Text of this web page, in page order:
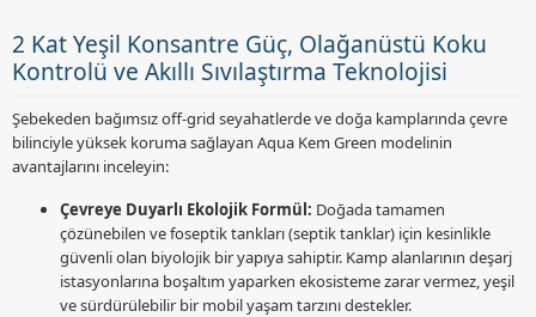
2 Kat Yeşil Konsantre Güç, Olağanüstü Koku
Kontrolü ve Akıllı Sıvılaştırma Teknolojisi
Şebekeden bağımsız off-grid seyahatlerde ve doğa kamplarında çevre
bilinciyle yüksek koruma sağlayan Aqua Kem Green modelinin
avantajlarını inceleyin:
Çevreye Duyarlı Ekolojik Formül: Doğada tamamen
çözünebilen ve foseptik tankları (septik tanklar) için kesinlikle
güvenli olan biyolojik bir yapıya sahiptir. Kamp alanlarının deşarj
istasyonlarına boşaltım yaparken ekosisteme zarar vermez, yeşil
ve sürdürülebilir bir mobil yaşam tarzını destekler.